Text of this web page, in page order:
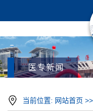
医专新闻
当前位置: 网站首页 >>